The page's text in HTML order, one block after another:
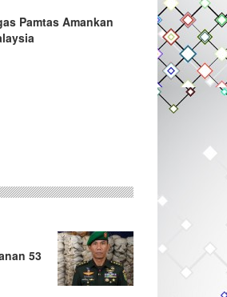
Pamtas Amankan
53